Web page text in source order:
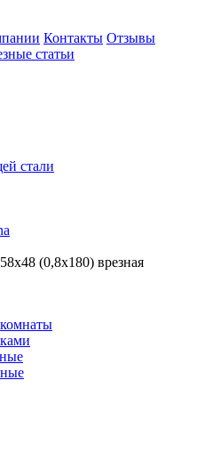
Контакты Отзывы
статьи
стали
(0,8х180) врезная